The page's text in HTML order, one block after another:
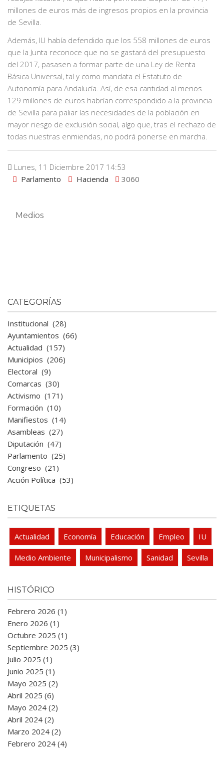
millones de euros más de ingresos propios en la provincia
de Sevilla.
Además, IU había defendido que los 558 millones de euros
que la Junta reconoce que no se gastará del presupuesto
del 2017, pasasen a formar parte de una Ley de Renta
Básica Universal, tal y como mandata el Estatuto de
Autonomía para Andalucía. Así, de esa cantidad al menos
129 millones de euros habrían correspondido a la provincia
de Sevilla para paliar las necesidades de la población en
mayor riesgo de exclusión social, algo que, tras el rechazo de
todas nuestras enmiendas, no podrá ponerse en marcha.
Lunes, 11 Diciembre 2017 14:53
Parlamento
Hacienda 3060
Medios
CATEGORÍAS
Institucional (28)
Ayuntamientos (66)
Actualidad (157)
Municipios (206)
Electoral (9)
Comarcas (30)
Activismo (171)
Formación (10)
Manifiestos (14)
Asambleas (27)
Diputación (47)
Parlamento (25)
Congreso (21)
Acción Política (53)
ETIQUETAS
Actualidad Economía Educación Empleo IU
Medio Ambiente Municipalismo Sanidad Sevilla
HISTÓRICO
Febrero 2026 (1)
Enero 2026 (1)
Octubre 2025 (1)
Septiembre 2025 (3)
Julio 2025 (1)
Junio 2025 (1)
Mayo 2025 (2)
Abril 2025 (6)
Mayo 2024 (2)
Abril 2024 (2)
Marzo 2024 (2)
Febrero 2024 (4)